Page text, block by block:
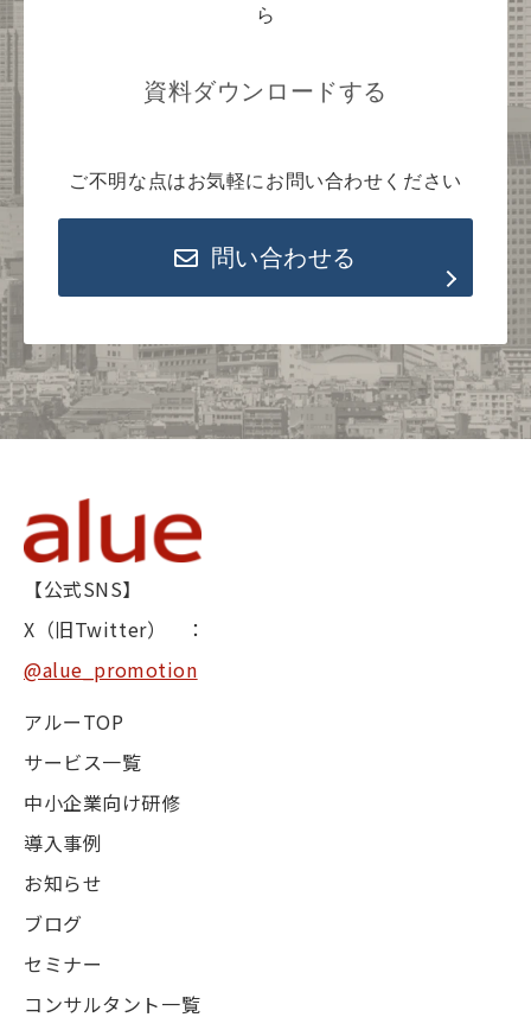
ら
資料ダウンロードする
ご不明な点はお気軽にお問い合わせください
問い合わせる
【公式SNS】
X（旧Twitter） ：
@alue_promotion
アルーTOP
サービス一覧
中小企業向け研修
導入事例
お知らせ
ブログ
セミナー
コンサルタント一覧